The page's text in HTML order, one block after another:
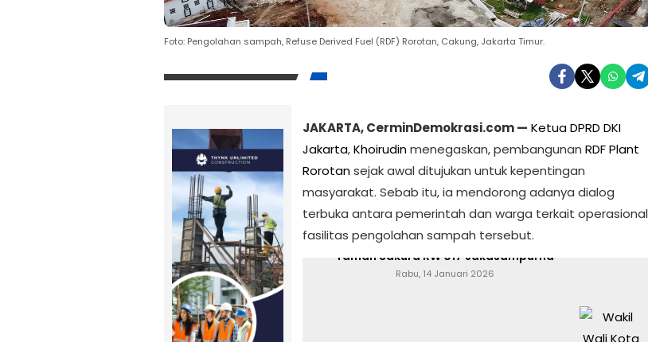
Foto: Pengolahan sampah, Refuse Derived Fuel (RDF) Rorotan, Cakung, Jakarta Timur.
JAKARTA, CerminDemokrasi.com — Ketua DPRD DKI
Jakarta,Khoirudinmenegaskan, pembangunan RDF Plant
Rorotansejak awal ditujukan untuk kepentingan
masyarakat. Sebab itu, ia mendorong adanya dialog
terbuka antara pemerintah dan warga terkait operasional
fasilitas pengolahan sampah tersebut.
Kunjungi Website Resmi Cermin Demokrasi
Wakil Wali Kota Bekasi Resmikan Ruang Hijau
Taman Sakura RW 017 Jakasampurna
Rabu, 14 Januari 2026